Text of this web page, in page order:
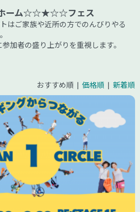
ホーム☆☆★☆☆フェス
はご家族や近所の方でのんびりやる
加者の盛り上がりを重視します。
おすすめ順 | 価格順 | 新着順